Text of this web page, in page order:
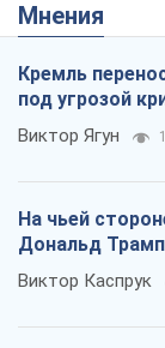
Мнения
Кремль
под угрозой
Виктор Ягун
На чьей
Дональд
Виктор Каспрук